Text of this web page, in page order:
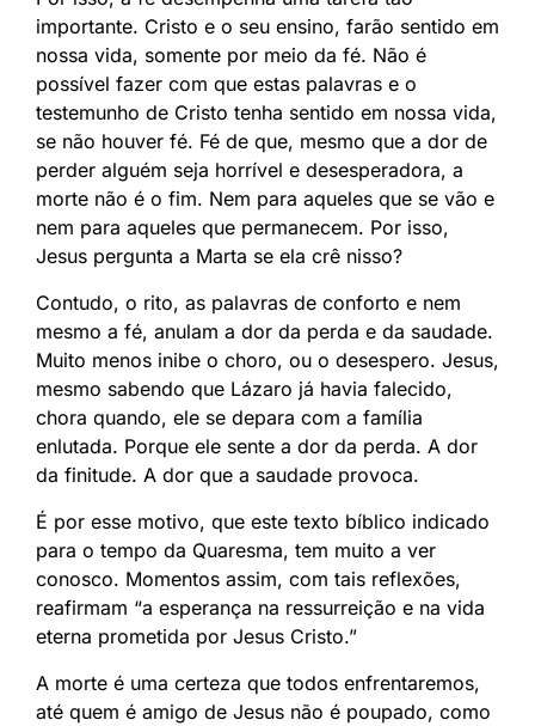
importante. Cristo e o seu ensino, farão sentido em
nossa vida, somente por meio da fé. Não é
possível fazer com que estas palavras e o
testemunho de Cristo tenha sentido em nossa vida,
se não houver fé. Fé de que, mesmo que a dor de
perder alguém seja horrível e desesperadora, a
morte não é o fim. Nem para aqueles que se vão e
nem para aqueles que permanecem. Por isso,
Jesus pergunta a Marta se ela crê nisso?
Contudo, o rito, as palavras de conforto e nem
mesmo a fé, anulam a dor da perda e da saudade.
Muito menos inibe o choro, ou o desespero. Jesus,
mesmo sabendo que Lázaro já havia falecido,
chora quando, ele se depara com a família
enlutada. Porque ele sente a dor da perda. A dor
da finitude. A dor que a saudade provoca.
É por esse motivo, que este texto bíblico indicado
para o tempo da Quaresma, tem muito a ver
conosco. Momentos assim, com tais reflexões,
reafirmam “a esperança na ressurreição e na vida
eterna prometida por Jesus Cristo.”
A morte é uma certeza que todos enfrentaremos,
até quem é amigo de Jesus não é poupado, como